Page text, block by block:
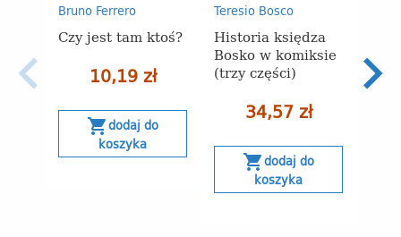
Bruno Ferrero
Czy jest tam ktoś?
10,19 zł
shopping_cartdodaj do
koszyka
Teresio Bosco
Historia księdza
Bosko w komiksie
(trzy części)
34,57 zł
shopping_cartdodaj do
koszyka